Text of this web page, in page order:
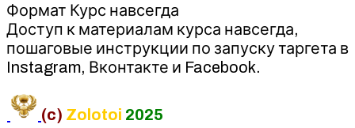
Формат Курс навсегда
Доступ к материалам курса навсегда,
пошаговые инструкции по запуску таргета в
Instagram, Вконтакте и Facebook.
(c) Zolotoi 2025